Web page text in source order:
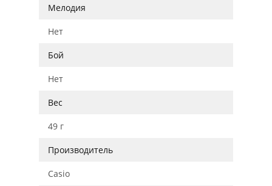
Мелодия
Нет
Бой
Нет
Вес
49 г
Производитель
Casio